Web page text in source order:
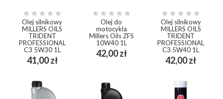
    
Olej silnikowy
MILLERS OILS
TRIDENT
PROFESSIONAL
C3 5W30 1L
41,00 złCena
    
Olej do
motocykla
Millers Oils ZFS
10W40 1L
42,00 złCena
    
Olej silnikowy
MILLERS OILS
TRIDENT
PROFESSIONAL
C3 5W40 1L
42,00 złCena